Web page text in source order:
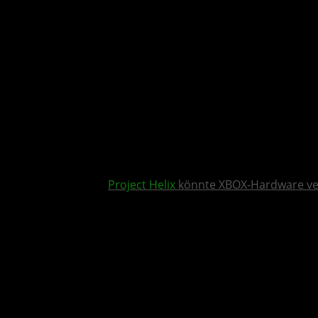
Project Helix könnte XBOX-Hardware